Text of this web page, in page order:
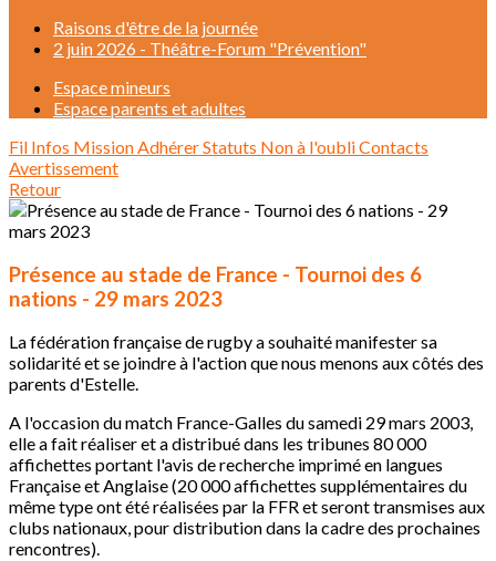
Raisons d'être de la journée
2 juin 2026 - Théâtre-Forum "Prévention"
Espace mineurs
Espace parents et adultes
Fil Infos MissionAdhérerStatuts Non à l'oubliContacts
Avertissement
Retour
Présence au stade de France - Tournoi des 6
nations - 29 mars 2023
La fédération française de rugby a souhaité manifester sa
solidarité et se joindre à l'action que nous menons aux côtés des
parents d'Estelle.
A l'occasion du match France-Galles du samedi 29 mars 2003,
elle a fait réaliser et a distribué dans les tribunes 80 000
affichettes portant l'avis de recherche imprimé en langues
Française et Anglaise (20 000 affichettes supplémentaires du
même type ont été réalisées par la FFR et seront transmises aux
clubs nationaux, pour distribution dans la cadre des prochaines
rencontres).